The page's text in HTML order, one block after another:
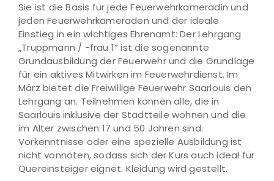
Sie ist die Basis für jede Feuerwehrkameradin und
jeden Feuerwehrkameraden und der ideale
Einstieg in ein wichtiges Ehrenamt: Der Lehrgang
„Truppmann / -frau 1“ ist die sogenannte
Grundausbildung der Feuerwehr und die Grundlage
für ein aktives Mitwirken im Feuerwehrdienst. Im
März bietet die Freiwillige Feuerwehr Saarlouis den
Lehrgang an. Teilnehmen können alle, die in
Saarlouis inklusive der Stadtteile wohnen und die
im Alter zwischen 17 und 50 Jahren sind.
Vorkenntnisse oder eine spezielle Ausbildung ist
nicht vonnöten, sodass sich der Kurs auch ideal für
Quereinsteiger eignet. Kleidung wird gestellt.